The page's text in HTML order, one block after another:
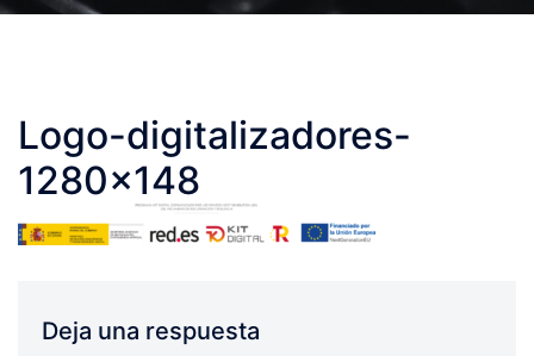
Logo-digitalizadores-
1280×148
Deja una respuesta